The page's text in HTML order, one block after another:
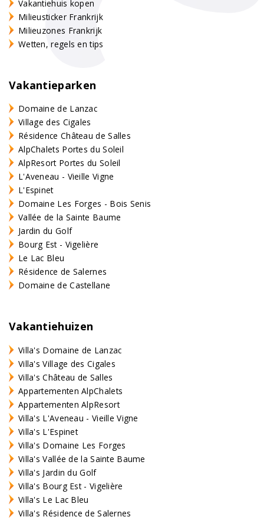
Vakantiehuis kopen
Milieusticker Frankrijk
Milieuzones Frankrijk
Wetten, regels en tips
Vakantieparken
Domaine de Lanzac
Village des Cigales
Résidence Château de Salles
AlpChalets Portes du Soleil
AlpResort Portes du Soleil
L'Aveneau - Vieille Vigne
L'Espinet
Domaine Les Forges - Bois Senis
Vallée de la Sainte Baume
Jardin du Golf
Bourg Est - Vigelière
Le Lac Bleu
Résidence de Salernes
Domaine de Castellane
Vakantiehuizen
Villa's Domaine de Lanzac
Villa's Village des Cigales
Villa's Château de Salles
Appartementen AlpChalets
Appartementen AlpResort
Villa's L'Aveneau - Vieille Vigne
Villa's L'Espinet
Villa's Domaine Les Forges
Villa's Vallée de la Sainte Baume
Villa's Jardin du Golf
Villa's Bourg Est - Vigelière
Villa's Le Lac Bleu
Villa's Résidence de Salernes